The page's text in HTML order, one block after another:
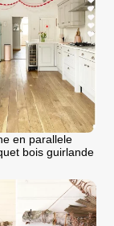
en parallele
bois guirlande